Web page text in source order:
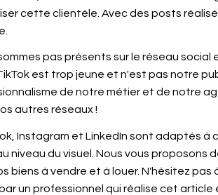
cette clientèle. Avec des posts
pas présents sur le réseau social
est trop jeune et n'est pas notre
de notre métier et de notre
autres réseaux !
Instagram et LinkedIn sont adaptés à
du visuel. Nous vous proposons
biens à vendre et à louer. N'hésitez pas
un professionnel qui réalise cet